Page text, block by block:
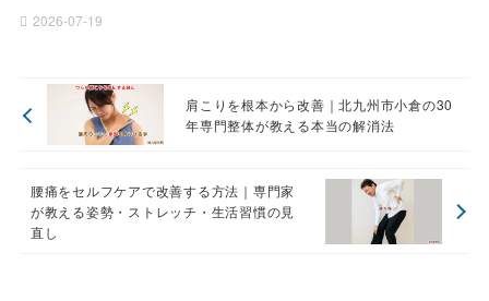
2026-07-19
肩こりを根本から改善｜北九州市小倉の30
年専門整体が教える本当の解消法
腰痛をセルフケアで改善する方法｜専門家
が教える姿勢・ストレッチ・生活習慣の見
直し